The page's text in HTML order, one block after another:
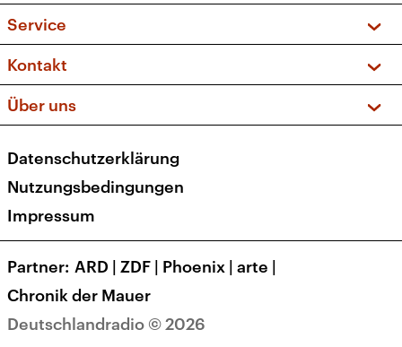
Sendungen und Podcasts
Musikliste
Kakadu – Das Kinderprogramm
Frequenzen (UKW + DAB+)
Service
FAQ
Apps
Newsletter
Veranstaltungen
Kontakt
Social Media
Über uns
Presse
Karriere
Transparenz
Deutschlandradio © 2026
Datenschutzerklärung
Nutzungsbedingungen
Impressum
Partner ARD | ZDF | Phoenix | arte |
Chronik der Mauer